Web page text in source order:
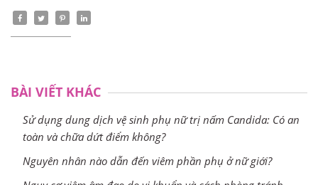
BÀI VIẾT KHÁC
Sử dụng dung dịch vệ sinh phụ nữ trị nấm Candida: Có an
toàn và chữa dứt điểm không?
Nguyên nhân nào dẫn đến viêm phần phụ ở nữ giới?